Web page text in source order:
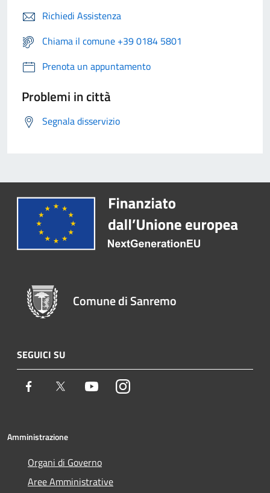
Richiedi Assistenza
Chiama il comune +39 0184 5801
Prenota un appuntamento
Problemi in città
Segnala disservizio
Comune di Sanremo
SEGUICI SU
Facebook Twitter YoutubeInstagram
Amministrazione
Organi di Governo
Aree Amministrative